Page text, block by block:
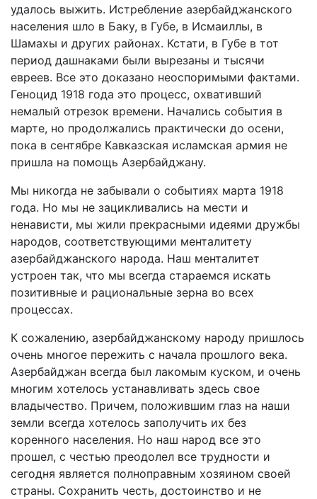
удалось выжить. Истребление азербайджанского
населения шло в Баку, в Губе, в Исмаиллы, в
Шамахы и других районах. Кстати, в Губе в тот
период дашнаками были вырезаны и тысячи
евреев. Все это доказано неоспоримыми фактами.
Геноцид 1918 года это процесс, охвативший
немалый отрезок времени. Начались события в
марте, но продолжались практически до осени,
пока в сентябре Кавказская исламская армия не
пришла на помощь Азербайджану.
Мы никогда не забывали о событиях марта 1918
года. Но мы не зацикливались на мести и
ненависти, мы жили прекрасными идеями дружбы
народов, соответствующими менталитету
азербайджанского народа. Наш менталитет
устроен так, что мы всегда стараемся искать
позитивные и рациональные зерна во всех
процессах.
К сожалению, азербайджанскому народу пришлось
очень многое пережить с начала прошлого века.
Азербайджан всегда был лакомым куском, и очень
многим хотелось устанавливать здесь свое
владычество. Причем, положившим глаз на наши
земли всегда хотелось заполучить их без
коренного населения. Но наш народ все это
прошел, с честью преодолел все трудности и
сегодня является полноправным хозяином своей
страны. Сохранить честь, достоинство и не